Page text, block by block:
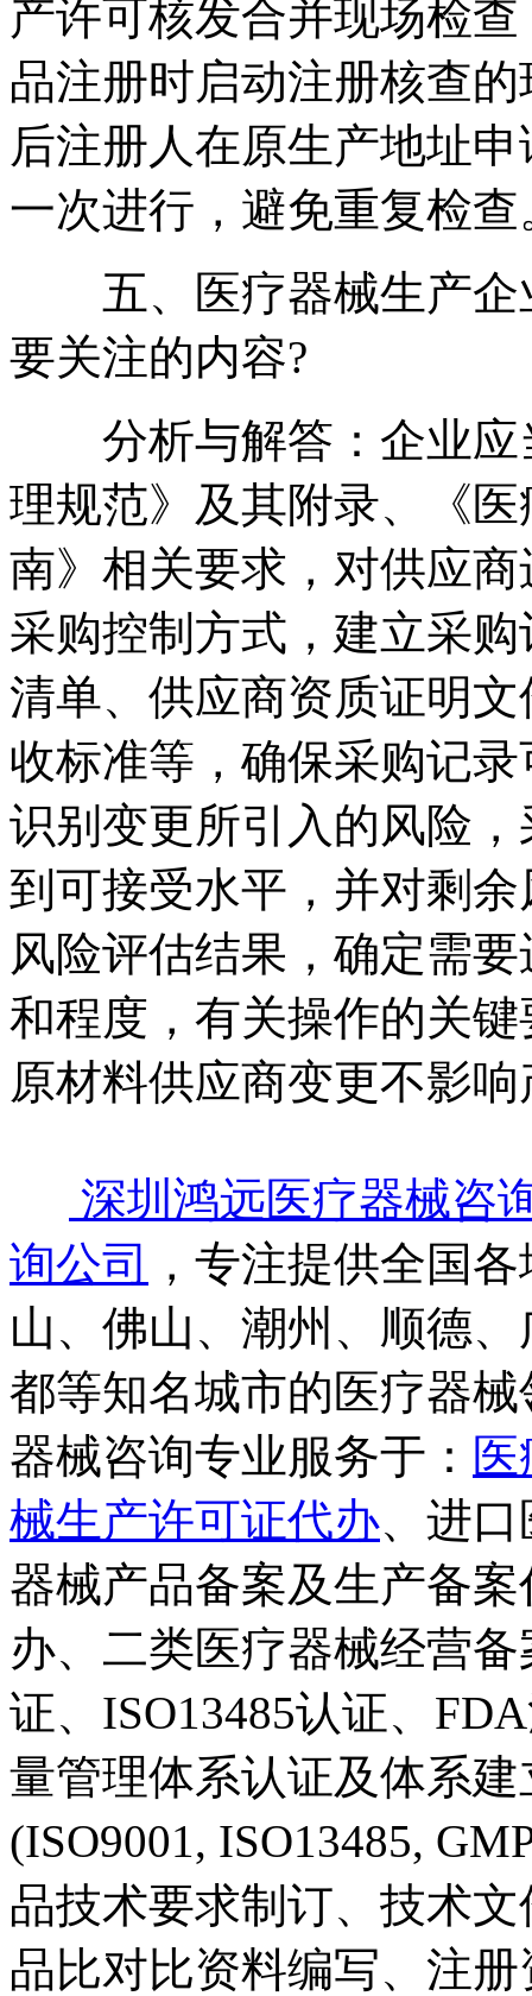
产许可核发合并现场检
品注册时启动注册核查
后注册人在原生产地址
一次进行，避免重复检查
五、医疗器械生产企
要关注的内容?
分析与解答：企业应
理规范》及其附录、《
南》相关要求，对供应
采购控制方式，建立采
清单、供应商资质证明
收标准等，确保采购记
识别变更所引入的风险
到可接受水平，并对剩
风险评估结果，确定需
和程度，有关操作的关
原材料供应商变更不影
深圳鸿远医疗器械咨
询公司
，专注提供全国
山、佛山、潮州、顺德
都等知名城市的医疗器
器械咨询专业服务于：
械生产许可证代办、进
器械产品备案及生产备
办、二类医疗器械经营
证、ISO13485认证、
量管理体系认证及体系
(ISO9001, ISO13485,
品技术要求制订、技术
品比对比资料编写、注